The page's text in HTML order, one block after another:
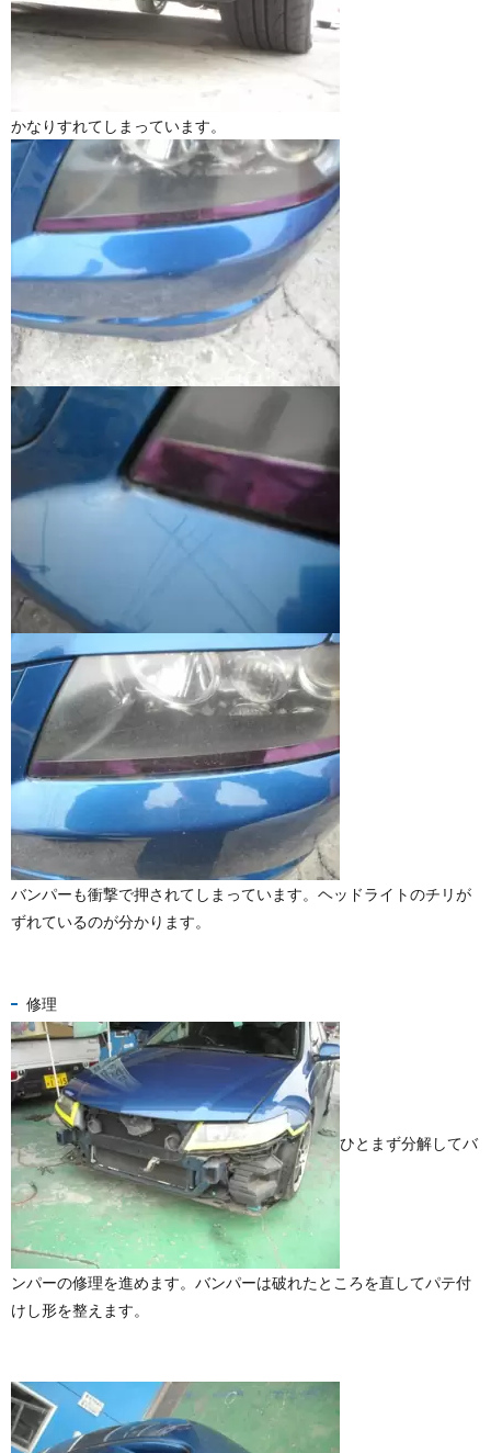
かなりすれてしまっています。
バンパーも衝撃で押されてしまっています。ヘッドライトのチリが
ずれているのが分かります。
修理
ひとまず分解してバ
ンパーの修理を進めます。バンパーは破れたところを直してパテ付
けし形を整えます。